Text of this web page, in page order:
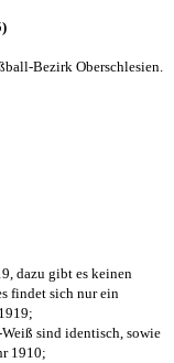
Bezirk Oberschlesien.
dazu gibt es keinen
findet sich nur ein
;
sind identisch, sowie
1910;